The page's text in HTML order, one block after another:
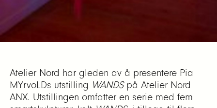
Atelier Nord har gleden av å presentere Pia
MYrvoLDs utstilling WANDSpå Atelier Nord
ANX. Utstillingen omfatter en serie med fem